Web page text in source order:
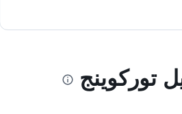
توركوينج